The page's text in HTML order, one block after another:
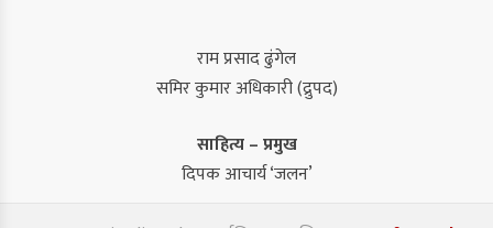
राम प्रसाद ढुंगेल
समिर कुमार अधिकारी (द्रुपद)
साहित्य – प्रमुख
दिपक आचार्य ‘जलन’